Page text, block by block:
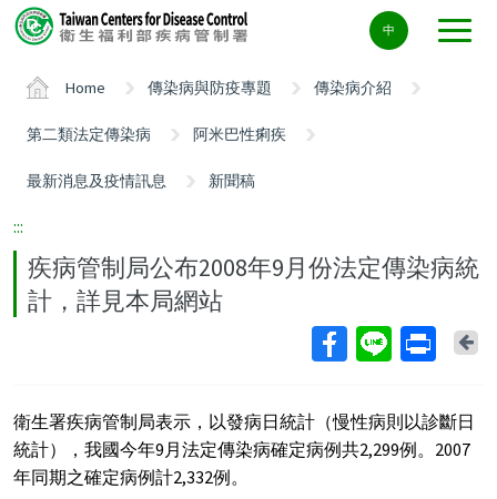
Center
block
中
Home 傳染病與防疫專題 傳染病介紹
第二類法定傳染病 阿米巴性痢疾
最新消息及疫情訊息 新聞稿
:::
疾病管制局公布2008年9月份法定傳染病統
計，詳見本局網站
衛生署疾病管制局表示，以發病日統計（慢性病則以診斷日
統計），我國今年9月法定傳染病確定病例共2,299例。2007
年同期之確定病例計2,332例。